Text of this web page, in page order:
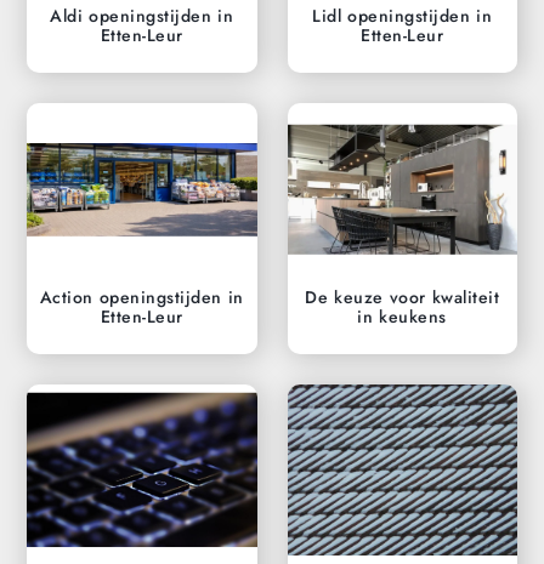
Aldi openingstijden in
Etten-Leur
Lidl openingstijden in
Etten-Leur
Action openingstijden in
Etten-Leur
De keuze voor kwaliteit
in keukens